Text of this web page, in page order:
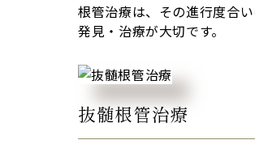
根管治療は、その進行度合
発見・治療が大切です。
抜髄根管治療